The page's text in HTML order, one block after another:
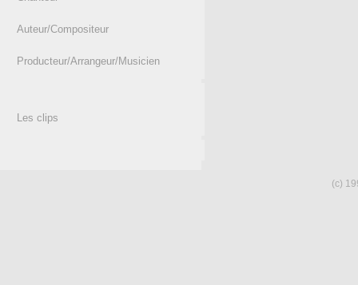
Auteur/Compositeur
Producteur/Arrangeur/Musicien
Les clips
(c)